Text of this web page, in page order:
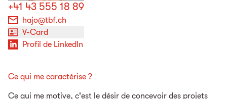
+41 43 555 18 89
hajo@tbf.ch
V-Card
Profil de LinkedIn
Ce qui me caractérise ?
Ce qui me motive, c'est le désir de concevoir des projets